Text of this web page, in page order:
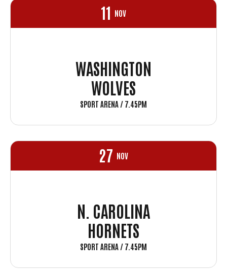
11 NOV
WASHINGTON
WOLVES
SPORT ARENA / 7.45PM
27 NOV
N. CAROLINA
HORNETS
SPORT ARENA / 7.45PM